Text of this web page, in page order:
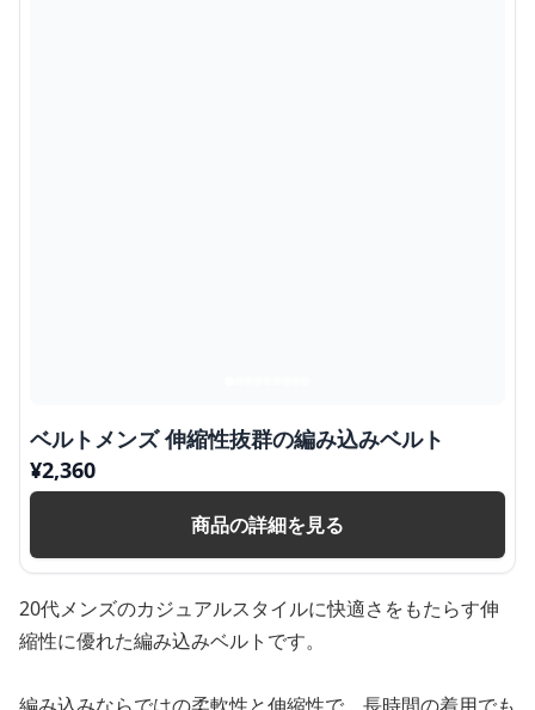
ベルトメンズ 伸縮性抜群の編み込みベルト
¥2,360
商品の詳細を見る
20代メンズのカジュアルスタイルに快適さをもたらす伸
縮性に優れた編み込みベルトです。